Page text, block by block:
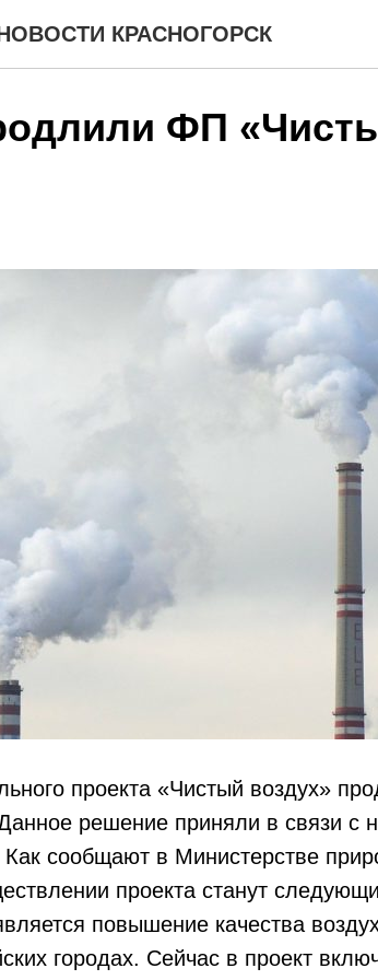
КРАСНОГОРСК
ФП
проекта «Чистый воздух»
решение приняли в связи с
сообщают в Министерстве
проекта станут
повышение качества
городах. Сейчас в проект